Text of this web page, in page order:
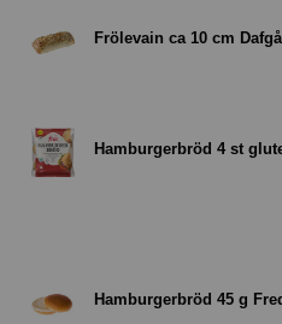
Frölevain ca 10 cm
Hamburgerbröd 4 st
Hamburgerbröd 45 g